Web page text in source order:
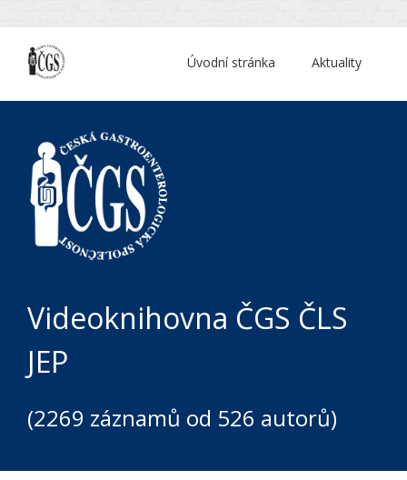
Aktuality
Úvodní stránka
Videoknihovna ČGS ČLS
JEP
(2269 záznamů od 526 autorů)